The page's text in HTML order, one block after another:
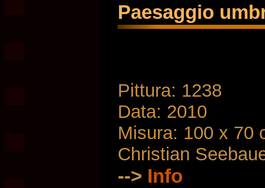
Paesaggio
Pittura: 1238
Data: 2010
Misura: 100 x 70
Christian
--> Info